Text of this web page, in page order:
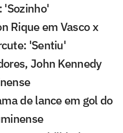
'Sozinho'
Rique em Vasco x
'Sentiu'
John Kennedy
de lance em gol do